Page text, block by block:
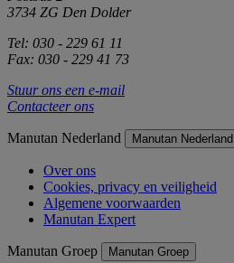
3734 ZG Den Dolder
Tel: 030 - 229 61 11
Fax: 030 - 229 41 73
Stuur ons een e-mail
Contacteer ons
Manutan Nederland Manutan Nederland
Over ons
Cookies, privacy en veiligheid
Algemene voorwaarden
Manutan Expert
Manutan Groep Manutan Groep